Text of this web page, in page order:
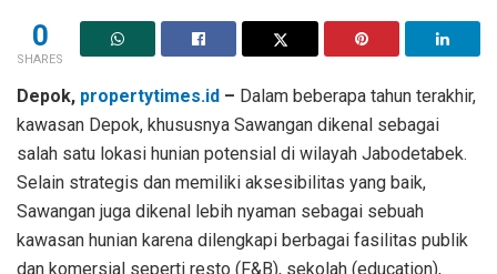
0
SHARES
Depok, propertytimes.id – Dalam beberapa tahun terakhir,
kawasan Depok, khususnya Sawangan dikenal sebagai
salah satu lokasi hunian potensial di wilayah Jabodetabek.
Selain strategis dan memiliki aksesibilitas yang baik,
Sawangan juga dikenal lebih nyaman sebagai sebuah
kawasan hunian karena dilengkapi berbagai fasilitas publik
dan komersial seperti resto (F&B), sekolah (education),